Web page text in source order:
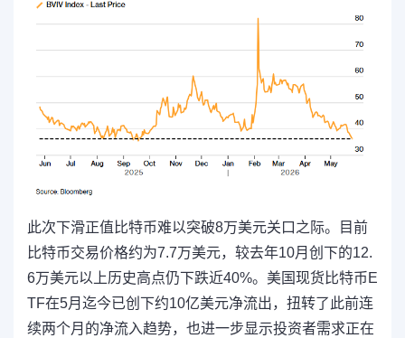
此次下滑正值比特币难以突破8万美元关口之际。目前
比特币交易价格约为7.7万美元，较去年10月创下的12.
6万美元以上历史高点仍下跌近40%。美国现货比特币E
TF在5月迄今已创下约10亿美元净流出，扭转了此前连
续两个月的净流入趋势，也进一步显示投资者需求正在